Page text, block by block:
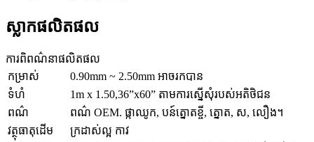
ស្លាកផលិតផល
ការពិពណ៌នាផលិតផល
កម្រាស់
0.90mm ~ 2.50mm អាចរកបាន
ទំហំ
1m x 1.50,36”x60” តាមការស្នើសុំរបស់អតិថិជន
ពណ៌
ពណ៌ OEM. ផ្កាឈូក, បន៍ត្នោតខ្ចី, ត្នោត, ស, លឿង។
វត្ថុធាតុដើម
ក្រដាស់ល្អ កាវ